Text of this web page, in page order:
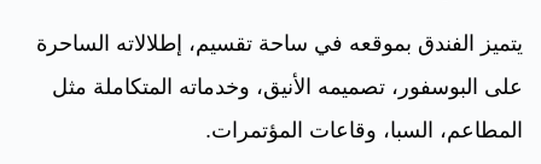
يتميز الفندق بموقعه في ساحة تقسيم، إطلالاته الساحرة
على البوسفور، تصميمه الأنيق، وخدماته المتكاملة مثل
المطاعم، السبا، وقاعات المؤتمرات.